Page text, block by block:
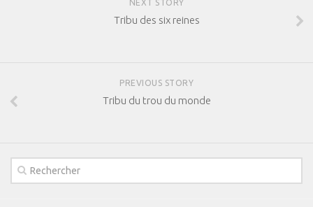
NEXT STORY
Tribu des six reines
PREVIOUS STORY
Tribu du trou du monde